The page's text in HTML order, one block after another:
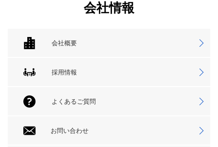
会社情報
会社概要
採用情報
よくあるご質問
お問い合わせ